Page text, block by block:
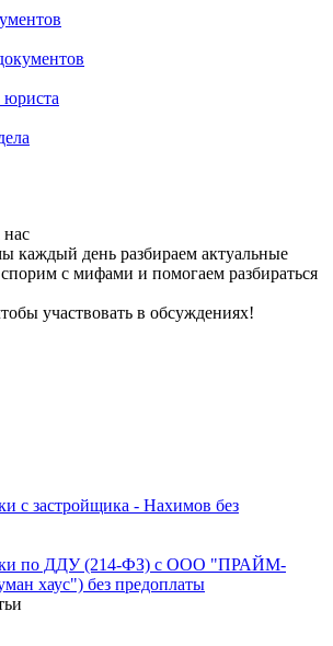
юриста
каждый день разбираем актуальные
с мифами и помогаем разбираться
участвовать в обсуждениях!
с застройщика - Нахимов без
по ДДУ (214-ФЗ) с ООО "ПРАЙМ-
хаус") без предоплаты